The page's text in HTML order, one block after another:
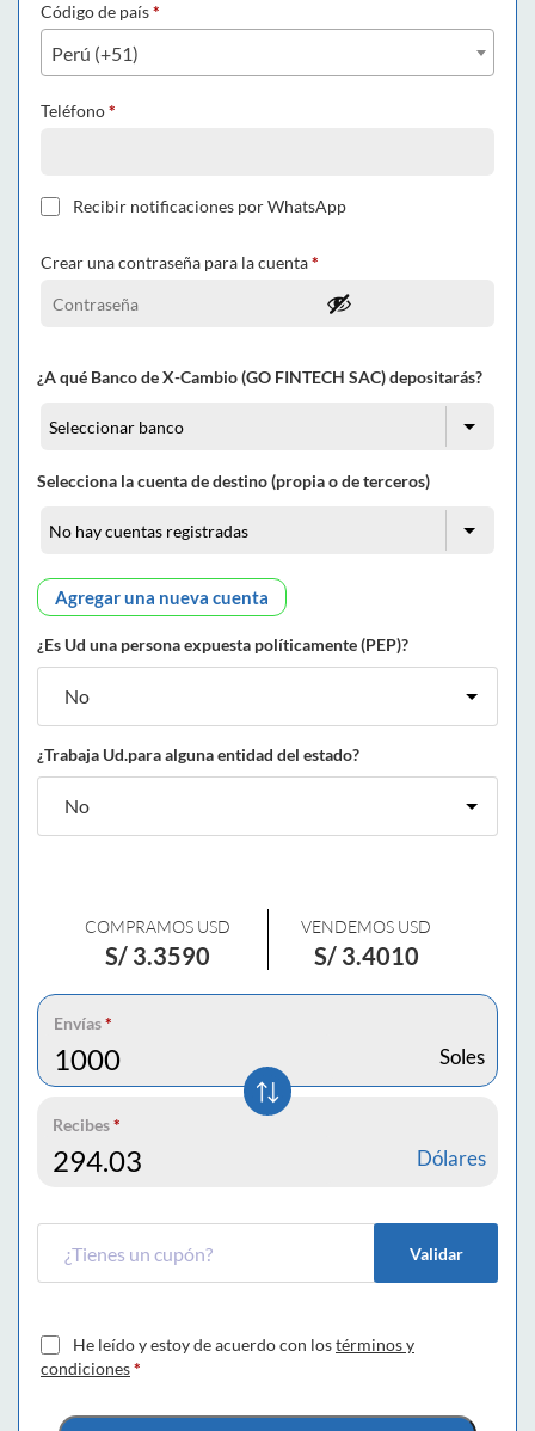
Código de país*
Perú (+51)
Teléfono*
Recibir notificaciones por WhatsApp
Crear una contraseña para la cuenta*
¿A qué Banco de X-Cambio (GO FINTECH SAC) depositarás?
Selecciona la cuenta de destino (propia o de terceros)
Agregar una nueva cuenta
¿Es Ud una persona expuesta políticamente (PEP)?
¿Trabaja Ud.para alguna entidad del estado?
COMPRAMOS USD
S/ 3.3590
VENDEMOS USD
S/ 3.4010
Envías*
Soles
Recibes*
Dólares
Validar
He leído y estoy de acuerdo con lostérminos y
condiciones*